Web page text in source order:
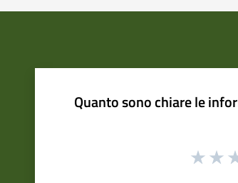
Quanto sono chiare le